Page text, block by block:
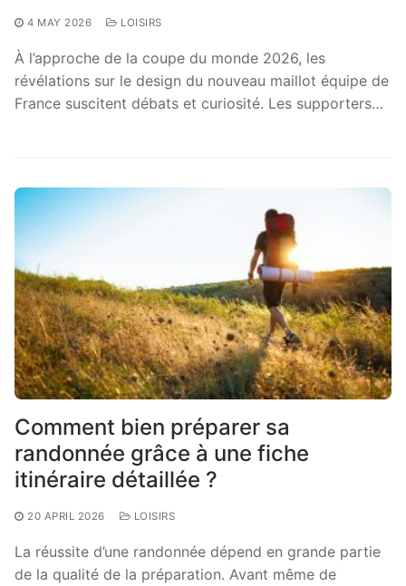
4 MAY 2026 LOISIRS
À l’approche de la coupe du monde 2026, les
révélations sur le design du nouveau maillot équipe de
France suscitent débats et curiosité. Les supporters…
Comment bien préparer sa
randonnée grâce à une fiche
itinéraire détaillée ?
20 APRIL 2026 LOISIRS
La réussite d’une randonnée dépend en grande partie
de la qualité de la préparation. Avant même de